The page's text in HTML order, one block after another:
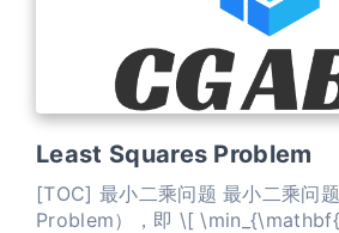
Least Squares Problem
[TOC] 最小二乘问题 最小二乘问
Problem），即 \[